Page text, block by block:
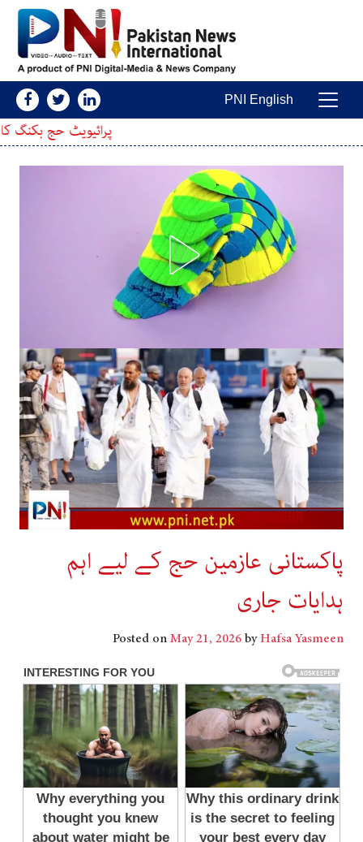
Main Navigation
PNI English
پرائیویٹ حج بکنگ کا طریقہ بدل گیا،
پاکستانی عازمین حج کے لیے اہم
ہدایات جاری
Posted onMay 21, 2026byHafsa Yasmeen